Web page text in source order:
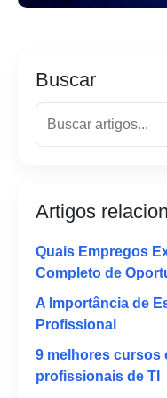
Buscar
Artigos
Quais Empregos
Completo de
A Importância de
Profissional
9 melhores cursos
profissionais de TI